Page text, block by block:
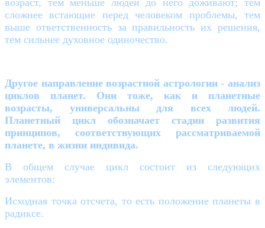
сложнее встающие перед человеком проблемы, тем
выше ответственность за правильность их решения,
тем сильнее духовное одиночество.
Другое направление возрастной астрологии - анализ
циклов планет. Они тоже, как и планетные
возрасты, универсальны для всех людей.
Планетный цикл обозначает стадии развития
принципов, соответствующих рассматриваемой
планете, в жизни индивида.
В общем случае цикл состоит из следующих
элементов:
Исходная точка отсчета, то есть положение планеты в
радиксе.